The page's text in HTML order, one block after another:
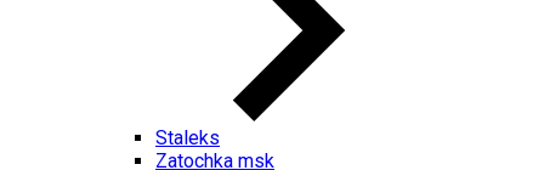
Staleks
Zatochka msk